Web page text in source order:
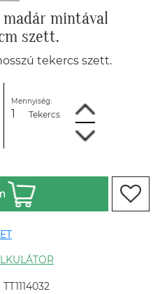
mintával
szett.
tekercs szett.
Mennyiség:
Tekercs
TT1114032